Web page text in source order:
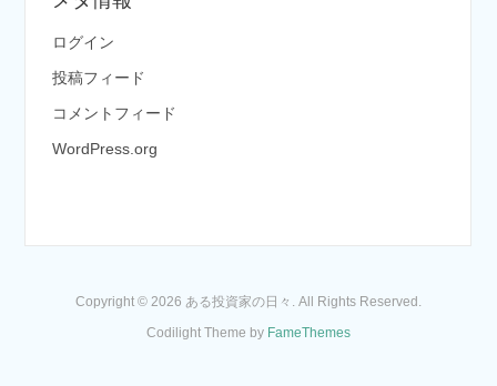
イ
ログイン
投稿フィード
コメントフィード
WordPress.org
Copyright © 2026 ある投資家の日々. All Rights Reserved.
Codilight Theme by FameThemes